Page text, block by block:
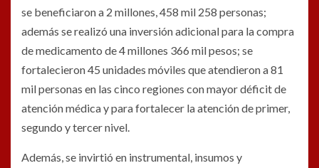
se beneficiaron a 2 millones, 458 mil 258 personas;
además se realizó una inversión adicional para la compra
de medicamento de 4 millones 366 mil pesos; se
fortalecieron 45 unidades móviles que atendieron a 81
mil personas en las cinco regiones con mayor déficit de
atención médica y para fortalecer la atención de primer,
segundo y tercer nivel.
Además, se invirtió en instrumental, insumos y